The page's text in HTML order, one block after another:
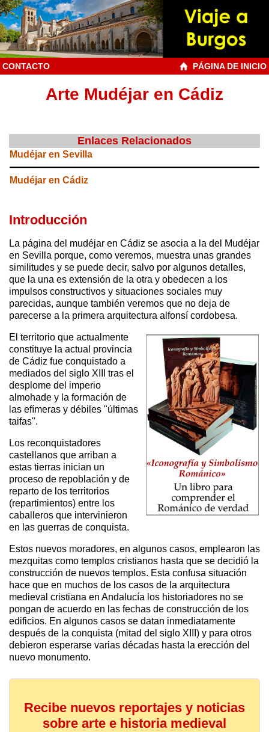
CONTACTO PÁGINA DE INICIO
Arte Mudéjar en Cádiz
Enlaces Relacionados
Mudéjar en Sevilla
Mudéjar en Cádiz
Introducción
La página del mudéjar en Cádiz se asocia a la del Mudéjar
en Sevilla porque, como veremos, muestra unas grandes
similitudes y se puede decir, salvo por algunos detalles,
que la una es extensión de la otra y obedecen a los
impulsos constructivos y situaciones sociales muy
parecidas, aunque también veremos que no deja de
parecerse a la primera arquitectura alfonsí cordobesa.
El territorio que actualmente
constituye la actual provincia
de Cádiz fue conquistado a
mediados del siglo XIII tras el
desplome del imperio
almohade y la formación de
las efímeras y débiles "últimas
taifas".
Los reconquistadores
castellanos que arriban a
estas tierras inician un
proceso de repoblación y de
reparto de los territorios
(repartimientos) entre los
caballeros que intervinieron
en las guerras de conquista.
Estos nuevos moradores, en algunos casos, emplearon las
mezquitas como templos cristianos hasta que se decidió la
construcción de nuevos templos. Esta confusa situación
hace que en muchos de los casos de la arquitectura
medieval cristiana en Andalucía los historiadores no se
pongan de acuerdo en las fechas de construcción de los
edificios. En algunos casos se datan inmediatamente
después de la conquista (mitad del siglo XIII) y para otros
debieron esperarse varias décadas hasta la erección del
nuevo monumento.
Recibe nuevos reportajes y noticias
sobre arte e historia medieval